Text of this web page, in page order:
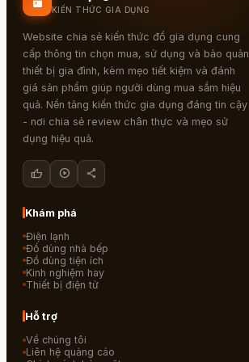
KIẾN THỨC GIA DỤNG
Website chia sẻ kiến thức đồ gia dụng cung
cấp thông tin chọn mua, sử dụng và bảo quản
thiết bị gia đình, kèm mẹo tiết kiệm và đánh
giá sản phẩm giúp người dùng mua sắm hiệu
quả. Nền tảng kiến thức gia dụng đáng tin cậy
- nơi chia sẻ review chân thực và mẹo sử
dụng hiệu quả.
thumb_up play_circle share
Khám phá
Điện lạnh
Đồ dùng nhà bếp
Đồ dùng tiện ích
Kinh nghiệm hay
Thiết bị điện tử
Hỗ trợ
Về chúng tôi
Liên hệ quảng cáo